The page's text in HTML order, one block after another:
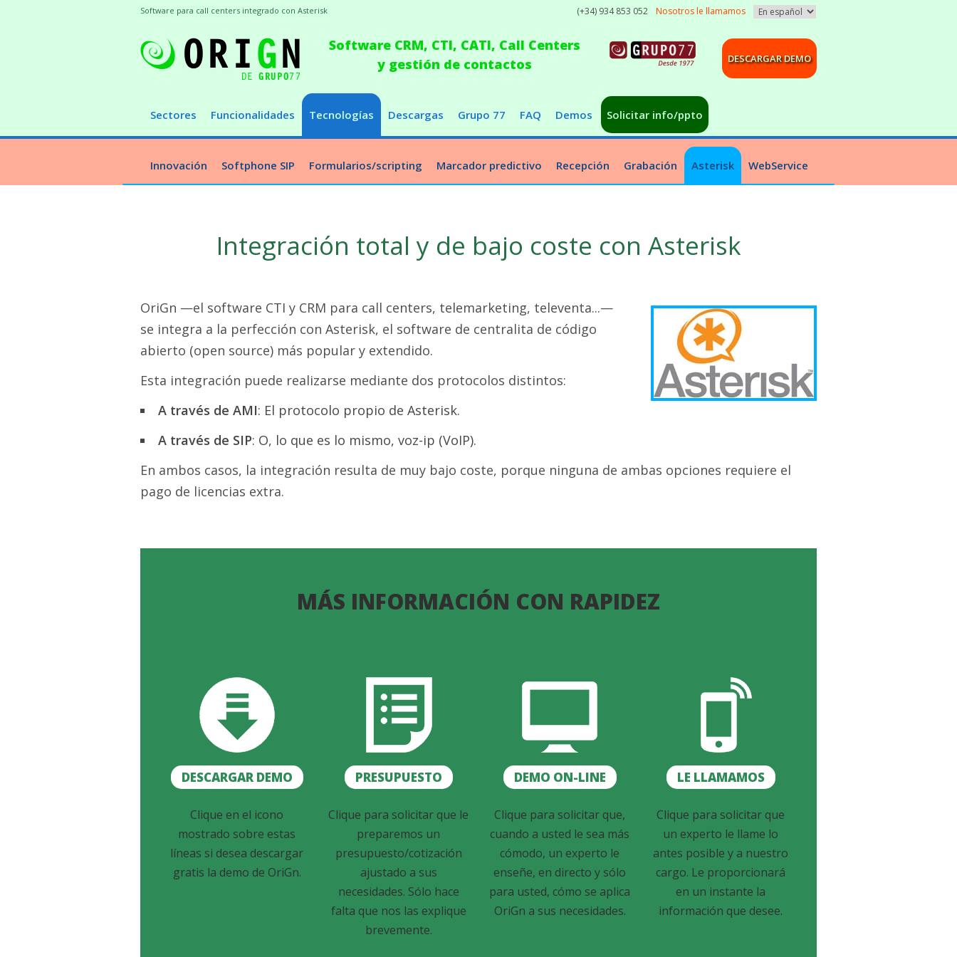
Software CRM, CTI, CATI, Call Centers
y gestión de contactos
(+34) 934 853 052 Nosotros le llamamos
DESCARGAR DEMO
Sectores Funcionalidades Tecnologías Descargas Grupo 77 FAQ Demos Solicitar info/ppto
Innovación Softphone SIP Formularios/scripting Marcador predictivo Recepción Grabación Asterisk WebService
Software para call centers integrado con Asterisk
Integración total y de bajo coste con Asterisk
OriGn —el software CTI y CRM para call centers, telemarketing, televenta...—
se integra a la perfección con Asterisk, el software de centralita de código
abierto (open source) más popular y extendido.
Esta integración puede realizarse mediante dos protocolos distintos:
A través de AMI: El protocolo propio de Asterisk.
A través de SIP: O, lo que es lo mismo, voz-ip (VoIP).
En ambos casos, la integración resulta de muy bajo coste, porque ninguna de ambas opciones requiere el
pago de licencias extra.
MÁS INFORMACIÓN CON RAPIDEZ
DESCARGAR DEMO PRESUPUESTO DEMO ON-LINE LE LLAMAMOS
Clique en el icono
mostrado sobre estas
líneas si desea descargar
gratis la demo de OriGn.
Clique para solicitar que le
preparemos un
presupuesto/cotización
ajustado a sus
necesidades. Sólo hace
falta que nos las explique
brevemente.
Clique para solicitar que,
cuando a usted le sea más
cómodo, un experto le
enseñe, en directo y sólo
para usted, cómo se aplica
OriGn a sus necesidades.
Clique para solicitar que
un experto le llame lo
antes posible y a nuestro
cargo. Le proporcionará
en un instante la
información que desee.